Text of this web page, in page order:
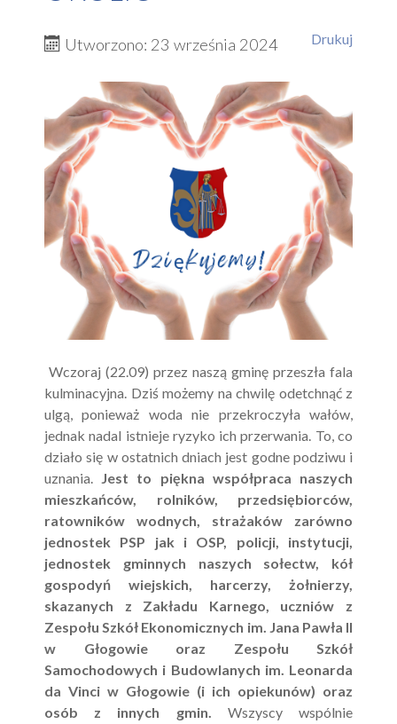
Drukuj
Utworzono: 23 września 2024
Wczoraj (22.09) przez naszą gminę przeszła fala
kulminacyjna. Dziś możemy na chwilę odetchnąć z
ulgą, ponieważ woda nie przekroczyła wałów,
jednak nadal istnieje ryzyko ich przerwania. To, co
działo się w ostatnich dniach jest godne podziwu i
uznania. Jest to piękna współpraca naszych
mieszkańców, rolników, przedsiębiorców,
ratowników wodnych, strażaków zarówno
jednostek PSP jak i OSP, policji, instytucji,
jednostek gminnych naszych sołectw, kół
gospodyń wiejskich, harcerzy, żołnierzy,
skazanych z Zakładu Karnego, uczniów z
Zespołu Szkół Ekonomicznych im. Jana Pawła II
w Głogowie oraz Zespołu Szkół
Samochodowych i Budowlanych im. Leonarda
da Vinci w Głogowie (i ich opiekunów) oraz
osób z innych gmin. Wszyscy wspólnie